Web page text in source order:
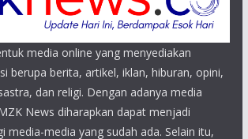
media online yang menyediakan
berupa berita, artikel, iklan, hiburan, opini,
dan religi. Dengan adanya media
News diharapkan dapat menjadi
media-media yang sudah ada. Selain itu,